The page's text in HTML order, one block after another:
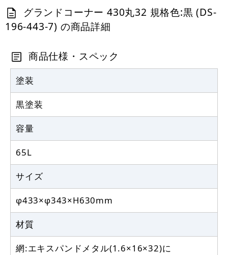
1,470円 税抜
1,617
グランドコーナー 430丸32 規格色:黒 (DS-
196-443-7) の商品詳細
商品仕様・スペック
塗装
黒塗装
容量
65L
サイズ
φ433×φ343×H630mm
材質
網:エキスパンドメタル(1.6×16×32)に